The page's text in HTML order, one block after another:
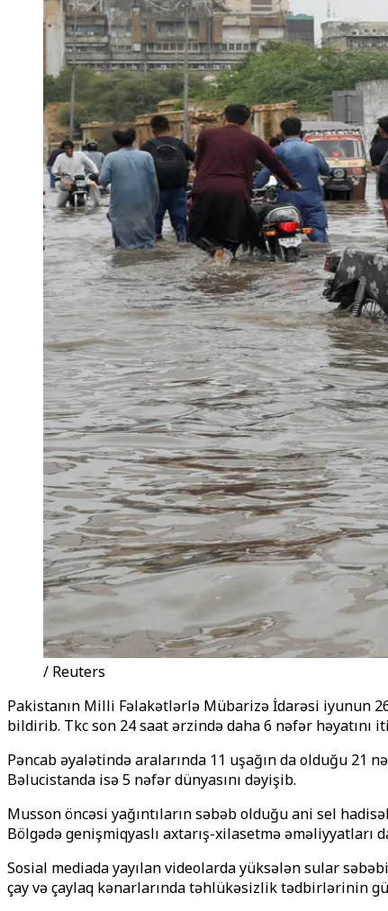
/ Reuters
Pakistanın Milli Fəlakətlərlə Mübarizə İdarəsi iyunun
bildirib. Tәkcә son 24 saat ərzində daha 6 nəfər həyatını
Pəncab əyalətində aralarında 11 uşağın da olduğu 21
Bəlucistanda isə 5 nəfər dünyasını dəyişib.
Musson öncəsi yağıntıların səbəb olduğu ani sel
Bölgədə genişmiqyaslı axtarış-xilasetmə əməliyyatları
Sosial mediada yayılan videolarda yüksələn sular
çay və çaylaq kənarlarında təhlükəsizlik tədbirlərinin